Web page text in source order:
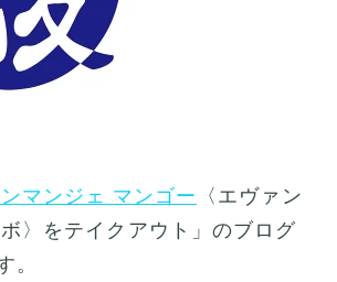
マンジェ マンゴー 〈エヴァン
〉をテイクアウト」のブログ
。